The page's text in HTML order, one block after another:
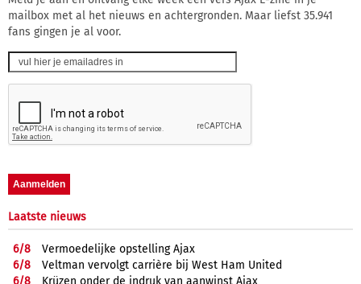
mailbox met al het nieuws en achtergronden. Maar liefst 35.941
fans gingen je al voor.
Laatste nieuws
6/8
Vermoedelijke opstelling Ajax
6/8
Veltman vervolgt carrière bij West Ham United
6/8
Krüzen onder de indruk van aanwinst Ajax